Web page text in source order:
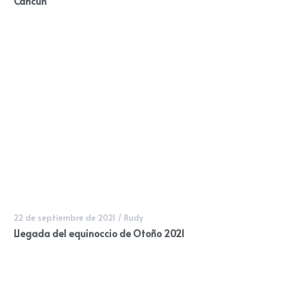
22 de septiembre de 2021 / Rudy
Llegada del equinoccio de Otoño 2021